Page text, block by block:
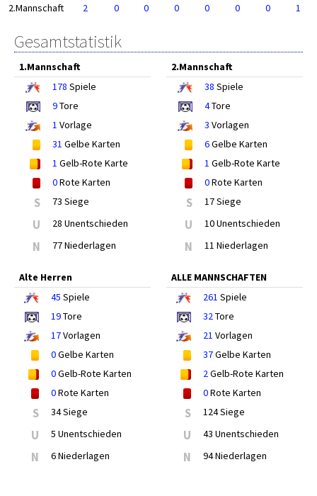
2.Mannschaft
2 0 0 0 0 0 0 1
Gesamtstatistik
1.Mannschaft
178 Spiele
9Tore
1 Vorlage
31 Gelbe Karten
1 Gelb-Rote Karte
0Rote Karten
S 73 Siege
U 28 Unentschieden
N 77 Niederlagen
2.Mannschaft
38 Spiele
4Tore
3 Vorlagen
6Gelbe Karten
1 Gelb-Rote Karte
0Rote Karten
S 17 Siege
U 10 Unentschieden
N 11 Niederlagen
Alte Herren
45 Spiele
19Tore
17Vorlagen
0Gelbe Karten
0Gelb-Rote Karten
0Rote Karten
S 34 Siege
U 5 Unentschieden
N 6 Niederlagen
ALLE MANNSCHAFTEN
261 Spiele
32Tore
21 Vorlagen
37Gelbe Karten
2Gelb-Rote Karten
0Rote Karten
S 124 Siege
U 43 Unentschieden
N 94 Niederlagen